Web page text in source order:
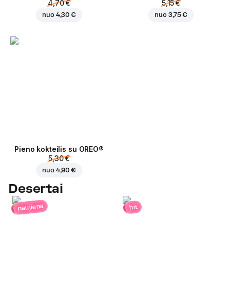
4,70 €
nuo 4,30 €
5,15 €
nuo 3,75 €
Pieno kokteilis su OREO®
5,30 €
nuo 4,90 €
Desertai
naujiena hit